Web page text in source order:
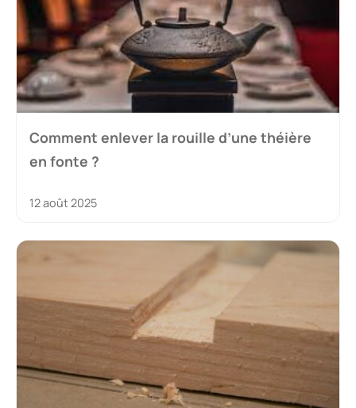
Comment enlever la rouille d’une théière
en fonte ?
12 août 2025